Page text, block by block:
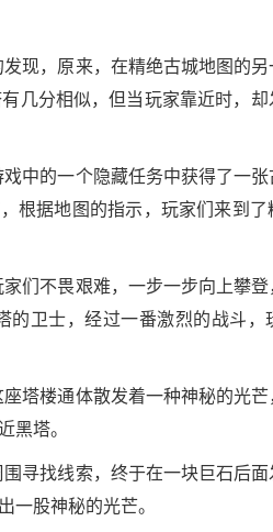
现，原来，在精绝古城地图的
几分相似，但当玩家靠近时，
中的一个隐藏任务中获得了一
根据地图的指示，玩家们来到
们不畏艰难，一步一步向上攀登
卫士，经过一番激烈的战斗，
塔楼通体散发着一种神秘的光
黑塔。
寻找线索，终于在一块巨石后
股神秘的光芒。